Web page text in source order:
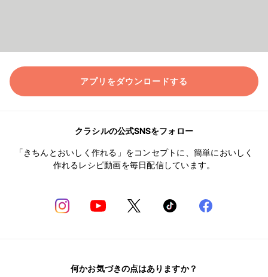
アプリをダウンロードする
クラシルの公式SNSをフォロー
「きちんとおいしく作れる」をコンセプトに、簡単においしく
作れるレシピ動画を毎日配信しています。
何かお気づきの点はありますか？